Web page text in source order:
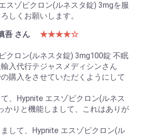
スゾピクロン(ルネスタ錠) 3mgを服
しくお願いします。
吾 さん
★★★★☆
クロン(ルネスタ錠) 3mg100錠 不眠
入代行テジャスメディシンさん
購入をさせていただくようにして
、Hypnite エスゾピクロン(ルネス
かりと機能しまして、これはありが
して、Hypnite エスゾピクロン(ル